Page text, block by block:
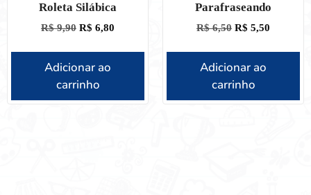
Roleta Silábica
R$9,90 R$ 6,80
Adicionar ao
carrinho
Parafraseando
R$6,50 R$ 5,50
Adicionar ao
carrinho